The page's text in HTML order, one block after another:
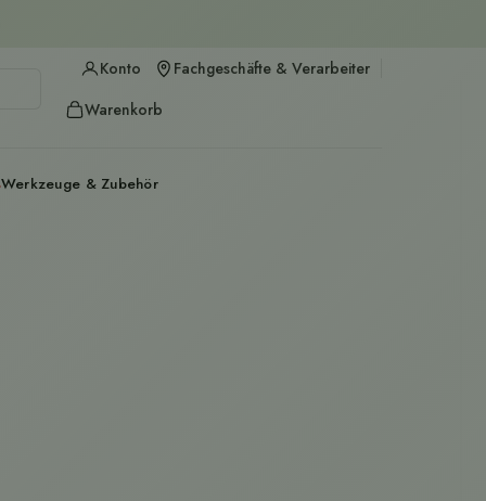
Werkzeuge & Zubehör
Kundenkontoseite öffnen
Konto Fachgeschäfte & Verarbeiter
Warenkorb öffnen
Warenkorb